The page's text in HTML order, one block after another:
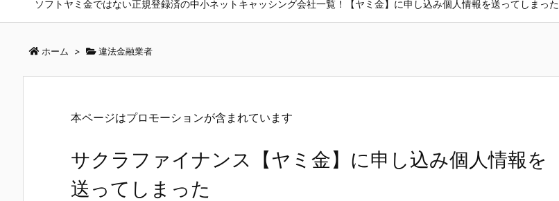
ソフトヤミ金ではない正規登録済の中小ネットキャッシング会社一覧！【ヤミ金】に申し込み個人情報を送ってしまった
ホーム > 違法金融業者
本ページはプロモーションが含まれています
サクラファイナンス【ヤミ金】に申し込み個人情報を
送ってしまった